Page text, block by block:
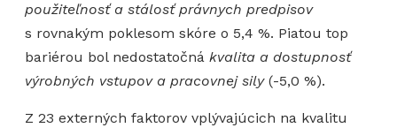
použiteľnosť a stálosť právnych predpisov
s rovnakým poklesom skóre o 5,4 %. Piatou top
bariérou bol nedostatočná kvalita a dostupnosť
výrobných vstupov a pracovnej sily (-5,0 %).
Z 23 externých faktorov vplývajúcich na kvalitu